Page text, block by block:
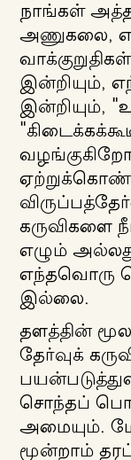
நாங்கள்
அணுகலை,
இன்றியும்,
இன்றியும்,
கருவிகளை
எழும்
எந்தவொரு
இல்லை.
தளத்தின்
தேர்வுக்
சொந்தப்
அமையும்.
மூன்றாம்